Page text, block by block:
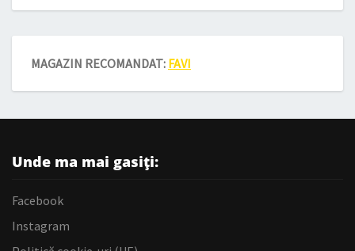
MAGAZIN RECOMANDAT: FAVI
Unde ma mai gasiți:
Facebook
Instagram